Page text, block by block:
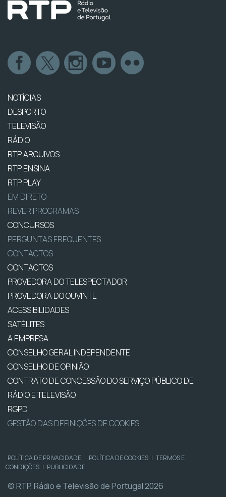
NOTÍCIAS
DESPORTO
TELEVISÃO
RÁDIO
RTP ARQUIVOS
RTP ENSINA
RTP PLAY
EM DIRETO
REVER PROGRAMAS
CONCURSOS
PERGUNTAS FREQUENTES
CONTACTOS
CONTACTOS
PROVEDORA DO TELESPECTADOR
PROVEDORA DO OUVINTE
ACESSIBILIDADES
SATÉLITES
A EMPRESA
CONSELHO GERAL INDEPENDENTE
CONSELHO DE OPINIÃO
CONTRATO DE CONCESSÃO DO SERVIÇO PÚBLICO DE
RÁDIO E TELEVISÃO
RGPD
GESTÃO DAS DEFINIÇÕES DE COOKIES
POLÍTICA DE PRIVACIDADE | POLÍTICA DE COOKIES | TERMOS E
CONDIÇÕES | PUBLICIDADE
© RTP, Rádio e Televisão de Portugal 2026